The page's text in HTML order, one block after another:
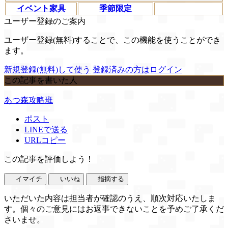
イベント家具
季節限定
ユーザー登録のご案内
ユーザー登録(無料)することで、この機能を使うことができ
ます。
新規登録(無料)して使う 登録済みの方はログイン
この記事を書いた人
あつ森攻略班
ポスト
LINEで送る
URLコピー
この記事を評価しよう！
イマイチ いいね 指摘する
いただいた内容は担当者が確認のうえ、順次対応いたしま
す。個々のご意見にはお返事できないことを予めご了承くだ
さいませ。